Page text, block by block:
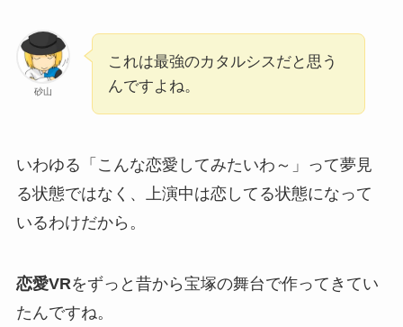
砂山
これは最強のカタルシスだと思う
んですよね。
いわゆる「こんな恋愛してみたいわ～」って夢見
る状態ではなく、上演中は恋してる状態になって
いるわけだから。
恋愛VRをずっと昔から宝塚の舞台で作ってきてい
たんですね。